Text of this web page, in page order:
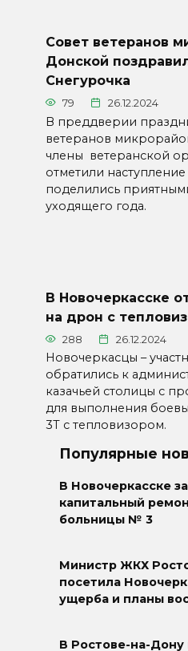
Совет ветеранов
Донской
Снегурочка
79 26.12.2024
В преддверии
ветеранов
члены ветеранской
отметили
поделились
уходящего года.
В Новочеркасске
на дрон с
288 26.12.2024
Новочеркасцы –
обратились к
казачьей столицы с
для выполнения
3Т с тепловизором.
Популярные
В Новочеркасске
капитальный
больницы № 3
Министр ЖКХ
посетила
ущерба и планы
В Ростове-на-